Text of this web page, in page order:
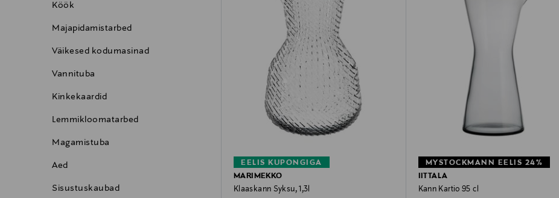
Köök
Majapidamistarbed
Väikesed kodumasinad
Vannituba
Kinkekaardid
Lemmikloomatarbed
Magamistuba
Aed
Sisustuskaubad
EELIS KUPONGIGA
MARIMEKKO
Klaaskann Syksu, 1,3l
MYSTOCKMANN EELIS 24%
IITTALA
Kann Kartio 95 cl